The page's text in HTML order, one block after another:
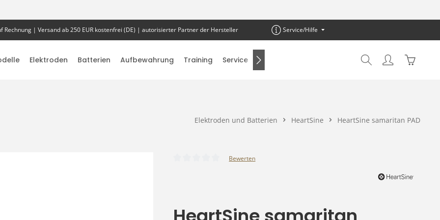
Rechnung | Versand ab 250 EUR kostenfrei (DE) | autorisierter Partner der Hersteller Service/Hilfe
Elektroden Batterien Aufbewahrung Training Service SALE %
Elektroden und Batterien HeartSine HeartSine samaritan PAD
Bewerten